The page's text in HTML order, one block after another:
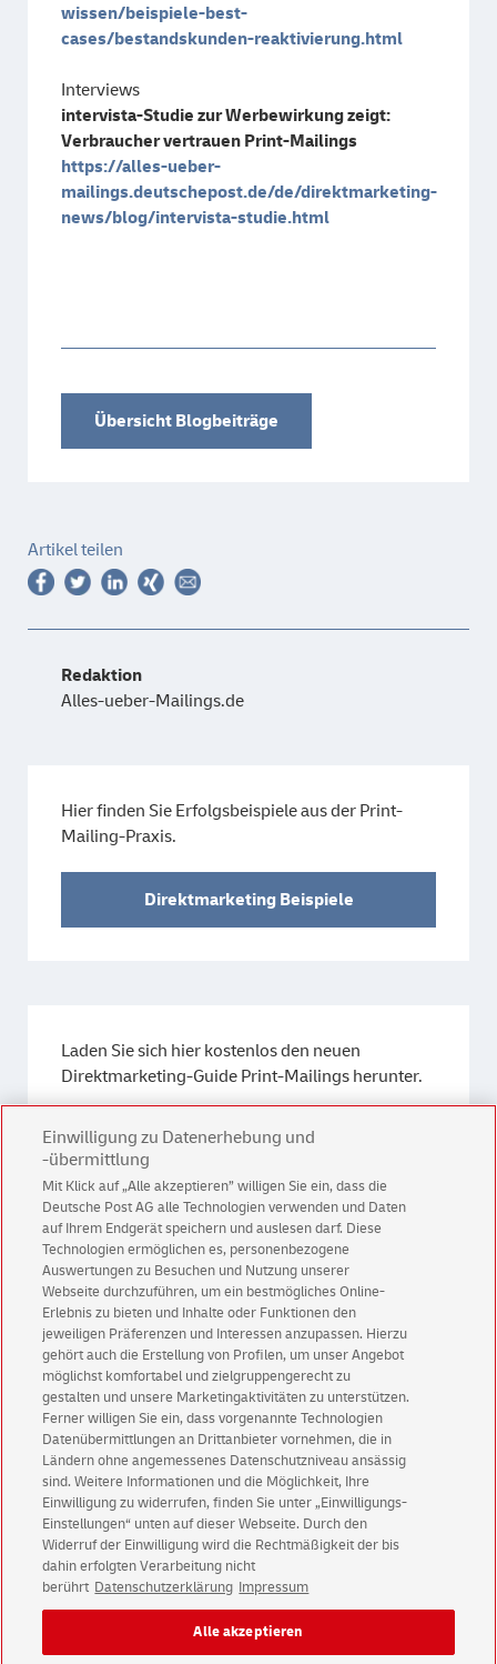
wissen/beispiele-best-
cases/bestandskunden-reaktivierung.html
Interviews
intervista-Studie zur Werbewirkung zeigt:
Verbraucher vertrauen Print-Mailings
https://alles-ueber-
mailings.deutschepost.de/de/direktmarketing-
news/blog/intervista-studie.html
Übersicht Blogbeiträge
Artikel teilen
Redaktion
Alles-ueber-Mailings.de
Hier finden Sie Erfolgsbeispiele aus der Print-
Mailing-Praxis.
Direktmarketing Beispiele
Laden Sie sich hier kostenlos den neuen
Direktmarketing-Guide Print-Mailings herunter.
Direktmarketing-Guide
Kontakt
Datenschutz & Cookies
Rechtliche Hinweise
Einwilligungs-Einstellungen
Einwilligung zu Datenerhebung und
-übermittlung
Mit Klick auf „Alle akzeptieren” willigen Sie ein, dass die
Deutsche Post AG alle Technologien verwenden und Daten
auf Ihrem Endgerät speichern und auslesen darf. Diese
Technologien ermöglichen es, personenbezogene
Auswertungen zu Besuchen und Nutzung unserer
Webseite durchzuführen, um ein bestmögliches Online-
Erlebnis zu bieten und Inhalte oder Funktionen den
jeweiligen Präferenzen und Interessen anzupassen. Hierzu
gehört auch die Erstellung von Profilen, um unser Angebot
möglichst komfortabel und zielgruppengerecht zu
gestalten und unsere Marketingaktivitäten zu unterstützen.
Ferner willigen Sie ein, dass vorgenannte Technologien
Datenübermittlungen an Drittanbieter vornehmen, die in
Ländern ohne angemessenes Datenschutzniveau ansässig
sind. Weitere Informationen und die Möglichkeit, Ihre
Einwilligung zu widerrufen, finden Sie unter „Einwilligungs-
Einstellungen“ unten auf dieser Webseite. Durch den
Widerruf der Einwilligung wird die Rechtmäßigkeit der bis
dahin erfolgten Verarbeitung nicht
berührt Datenschutzerklärung Impressum
Alle akzeptieren